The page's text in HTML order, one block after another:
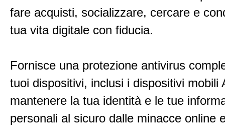
fare acquisti, socializzare, cercare e
tua vita digitale con fiducia.
Fornisce una protezione antivirus
tuoi dispositivi, inclusi i dispositivi mobili
mantenere la tua identità e le tue
personali al sicuro dalle minacce online